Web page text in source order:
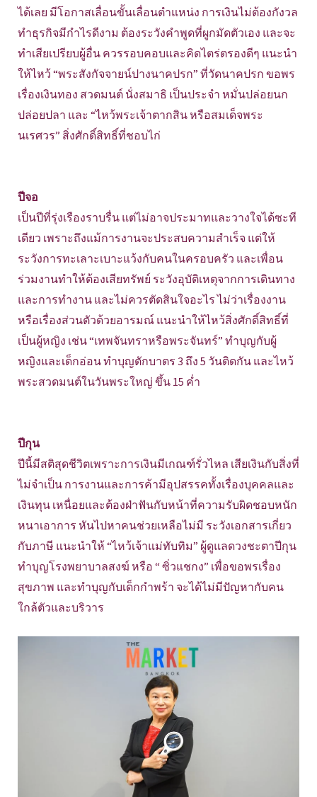
ได้เลย มีโอกาสเลื่อนขั้นเลื่อนตำแหน่ง การเงินไม่ต้องกังวล
ทำธุรกิจมีกำไรดีงาม ต้องระวังคำพูดที่ผูกมัดตัวเอง และจะ
ทำเสียเปรียบผู้อื่น ควรรอบคอบและคิดไตร่ตรองดีๆ แนะนำ
ให้ไหว้ “พระสังกัจจายน์ปางนาคปรก” ที่วัดนาคปรก ขอพร
เรื่องเงินทอง สวดมนต์ นั่งสมาธิ เป็นประจำ หมั่นปล่อยนก
ปล่อยปลา และ “ไหว้พระเจ้าตากสิน หรือสมเด็จพระ
นเรศวร” สิ่งศักดิ์สิทธิ์ที่ชอบไก่
ปีจอ
เป็นปีที่รุ่งเรืองราบรื่น แต่ไม่อาจประมาทและวางใจได้ซะที
เดียว เพราะถึงแม้การงานจะประสบความสำเร็จ แต่ให้
ระวังการทะเลาะเบาะแว้งกับคนในครอบครัว และเพื่อน
ร่วมงานทำให้ต้องเสียทรัพย์ ระวังอุบัติเหตุจากการเดินทาง
และการทำงาน และไม่ควรตัดสินใจอะไร ไม่ว่าเรื่องงาน
หรือเรื่องส่วนตัวด้วยอารมณ์ แนะนำให้ไหว้สิ่งศักดิ์สิทธิ์ที่
เป็นผู้หญิง เช่น “เทพจันทราหรือพระจันทร์” ทำบุญกับผู้
หญิงและเด็กอ่อน ทำบุญตักบาตร 3 ถึง 5 วันติดกัน และไหว้
พระสวดมนต์ในวันพระใหญ่ ขึ้น 15 ค่ำ
ปีกุน
ปีนี้มีสติสุดชีวิตเพราะการเงินมีเกณฑ์รั่วไหล เสียเงินกับสิ่งที่
ไม่จำเป็น การงานและการค้ามีอุปสรรคทั้งเรื่องบุคคลและ
เงินทุน เหนื่อยและต้องฝ่าฟันกับหน้าที่ความรับผิดชอบหนัก
หนาเอาการ หันไปหาคนช่วยเหลือไม่มี ระวังเอกสารเกี่ยว
กับภาษี แนะนำให้ “ไหว้เจ้าแม่ทับทิม” ผู้ดูแลดวงชะตาปีกุน
ทำบุญโรงพยาบาลสงฆ์ หรือ “ ซิ่วแชกง” เพื่อขอพรเรื่อง
สุขภาพ และทำบุญกับเด็กกำพร้า จะได้ไม่มีปัญหากับคน
ใกล้ตัวและบริวาร